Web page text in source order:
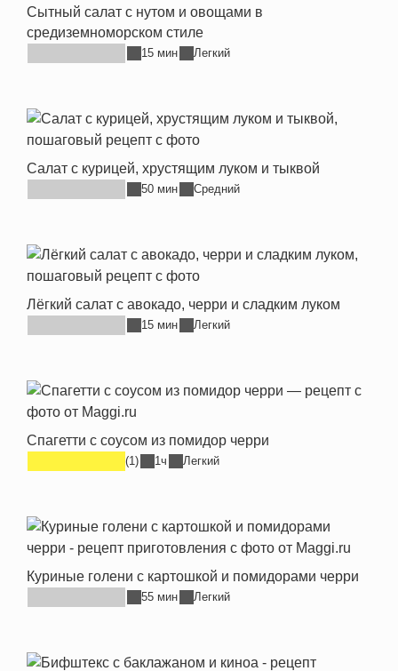
Сытный салат с нутом и овощами в
средиземноморском стиле
15 мин Легкий
Салат с курицей, хрустящим луком и тыквой
50 мин Средний
Лёгкий салат с авокадо, черри и сладким луком
15 мин Легкий
Спагетти с соусом из помидор черри
(1) 1ч Легкий
Куриные голени с картошкой и помидорами черри
55 мин Легкий